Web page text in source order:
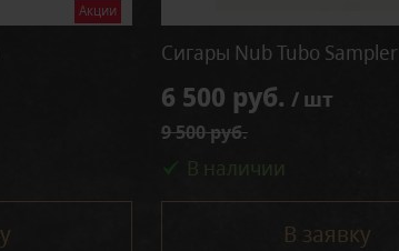
Акции
Сигары Nub Tubo Sampler
6 500 руб. / шт
9 500 руб.
В наличии
В заявку